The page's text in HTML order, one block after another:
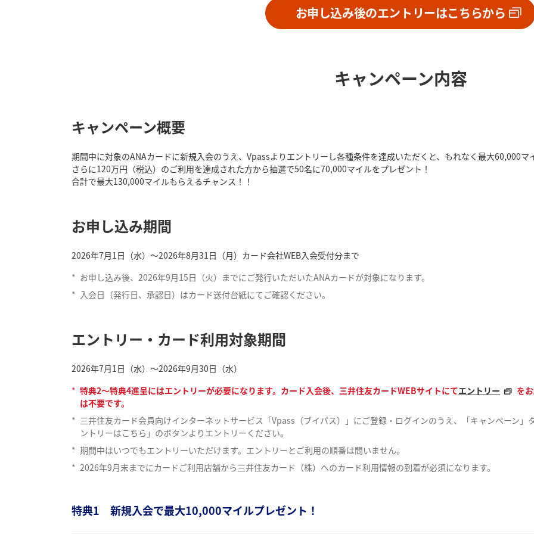
お申し込みはこちら
お申し込み後のエントリーはこちらから
キャンペーン内容
キャンペーン概要
期間中に対象のANAカードに新規入会のうえ、Vpassよりエントリーし各種条件を達成いただくと、もれなく最大60,000マ
さらに120万円（税込）のご利用を達成された方から抽選で50名に70,000マイルをプレゼント！
合計で最大130,000マイルもらえるチャンス！！
お申し込み期間
2026年7月1日（水）～2026年8月31日（月）カード会社WEB入会受付分まで
* お申し込み後、2026年9月15日（火）までにご発行いただいたANAカードが対象になります。
* 入会日（発行日、承認日）はカード送付台紙にてご確認ください。
エントリー・カード利用対象期間
2026年7月1日（水）～2026年9月30日（水）
* 特典2〜特典4進呈にはエントリーが必要になります。カード入会後、三井住友カードWEBサイトにてエントリー
を
は不要です。
* 三井住友カード会員向けインターネットサービス「Vpass（ブイパス）」にご登録・ログインのうえ、「キャンペーン」
ントリーはこちら」のボタンよりエントリーください。
* 期間中はいつでもエントリーいただけます。エントリーとご利用の順番は問いません。
* 2026年9月末までにカードご利用店舗から三井住友カード（株）へのカード利用情報の到着が必須になります。
特典1 新規入会で最大10,000マイルプレゼント！